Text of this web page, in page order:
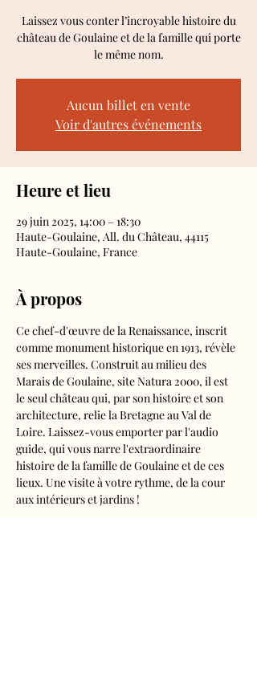
Laissez vous conter l’incroyable histoire du
château de Goulaine et de la famille qui porte
le même nom.
Aucun billet en vente
Voir d'autres événements
Heure et lieu
29 juin 2025, 14:00 – 18:30
Haute-Goulaine, All. du Château, 44115
Haute-Goulaine, France
À propos
Ce chef-d'œuvre de la Renaissance, inscrit
comme monument historique en 1913, révèle
ses merveilles. Construit au milieu des
Marais de Goulaine, site Natura 2000, il est
le seul château qui, par son histoire et son
architecture, relie la Bretagne au Val de
Loire. Laissez-vous emporter par l'audio
guide, qui vous narre l'extraordinaire
histoire de la famille de Goulaine et de ces
lieux. Une visite à votre rythme, de la cour
aux intérieurs et jardins !